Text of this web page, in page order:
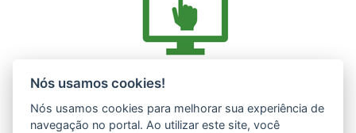
Nós usamos cookies!
Nós usamos cookies para melhorar sua experiência de
navegação no portal. Ao utilizar este site, você